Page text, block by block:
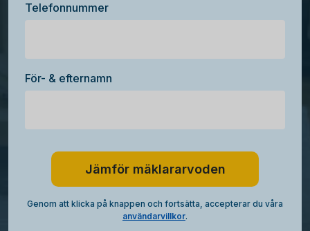
Telefonnummer
För- & efternamn
Jämför mäklararvoden
Genom att klicka på knappen och fortsätta, accepterar du våra
användarvillkor.